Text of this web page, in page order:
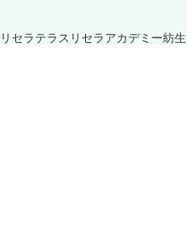
リセラテラス リセラアカデミー紡生